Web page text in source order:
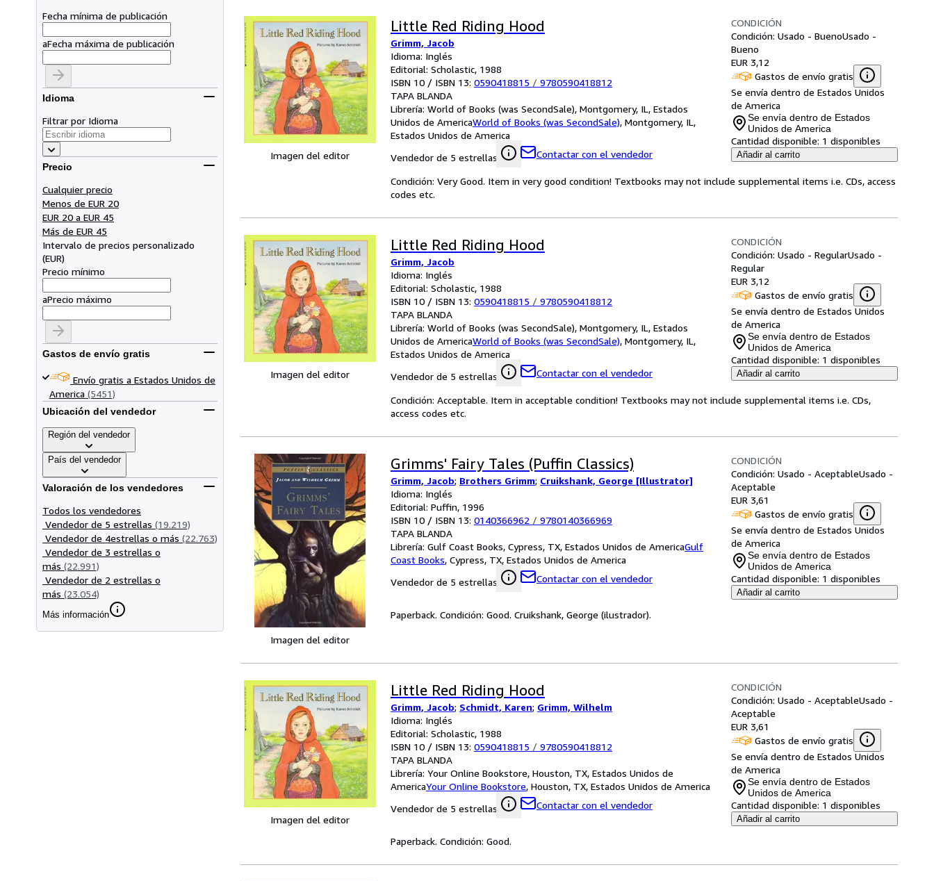
Fecha mínima de publicación
aFecha máxima de publicación
Idioma
Filtrar por Idioma
Precio
Cualquier precio
Menos de EUR 20
EUR 20 a EUR 45
Más de EUR 45
Intervalo de precios personalizado
(EUR)
Precio mínimo
aPrecio máximo
Gastos de envío gratis
Envío gratis a Estados Unidos de
America (5451)
Ubicación del vendedor
Región del vendedor
País del vendedor
Valoración de los vendedores
Todos los vendedores
Vendedor de 5 estrellas (19.219)
Vendedor de 4estrellas o más (22.763)
Vendedor de 3 estrellas o
más (22.991)
Vendedor de 2 estrellas o
más (23.054)
Más información
Imagen del editor
Little Red Riding Hood
Grimm, Jacob
Idioma: Inglés
Editorial: Scholastic, 1988
ISBN 10 / ISBN 13: 0590418815 / 9780590418812
TAPA BLANDA
Librería: World of Books (was SecondSale), Montgomery, IL, Estados
Unidos de AmericaWorld of Books (was SecondSale), Montgomery, IL,
Estados Unidos de America
Vendedor de 5 estrellas
Contactar con el vendedor
CONDICIÓN
Condición: Usado - BuenoUsado -
Bueno
EUR 3,12
Gastos de envío gratis
Se envía dentro de Estados Unidos
de America
Se envía dentro de Estados
Unidos de America
Cantidad disponible: 1 disponibles
Añadir al carrito
Condición: Very Good. Item in very good condition! Textbooks may not include supplemental items i.e. CDs, access
codes etc.
Imagen del editor
Little Red Riding Hood
Grimm, Jacob
Idioma: Inglés
Editorial: Scholastic, 1988
ISBN 10 / ISBN 13: 0590418815 / 9780590418812
TAPA BLANDA
Librería: World of Books (was SecondSale), Montgomery, IL, Estados
Unidos de AmericaWorld of Books (was SecondSale), Montgomery, IL,
Estados Unidos de America
Vendedor de 5 estrellas
Contactar con el vendedor
CONDICIÓN
Condición: Usado - RegularUsado -
Regular
EUR 3,12
Gastos de envío gratis
Se envía dentro de Estados Unidos
de America
Se envía dentro de Estados
Unidos de America
Cantidad disponible: 1 disponibles
Añadir al carrito
Condición: Acceptable. Item in acceptable condition! Textbooks may not include supplemental items i.e. CDs,
access codes etc.
Imagen del editor
Grimms' Fairy Tales (Puffin Classics)
Grimm, Jacob; Brothers Grimm; Cruikshank, George [Illustrator]
Idioma: Inglés
Editorial: Puffin, 1996
ISBN 10 / ISBN 13: 0140366962 / 9780140366969
TAPA BLANDA
Librería: Gulf Coast Books, Cypress, TX, Estados Unidos de AmericaGulf
Coast Books, Cypress, TX, Estados Unidos de America
Vendedor de 5 estrellas
Contactar con el vendedor
CONDICIÓN
Condición: Usado - AceptableUsado -
Aceptable
EUR 3,61
Gastos de envío gratis
Se envía dentro de Estados Unidos
de America
Se envía dentro de Estados
Unidos de America
Cantidad disponible: 1 disponibles
Añadir al carrito
Paperback. Condición: Good. Cruikshank, George (ilustrador).
Imagen del editor
Little Red Riding Hood
Grimm, Jacob; Schmidt, Karen; Grimm, Wilhelm
Idioma: Inglés
Editorial: Scholastic, 1988
ISBN 10 / ISBN 13: 0590418815 / 9780590418812
TAPA BLANDA
Librería: Your Online Bookstore, Houston, TX, Estados Unidos de
AmericaYour Online Bookstore, Houston, TX, Estados Unidos de America
Vendedor de 5 estrellas
Contactar con el vendedor
CONDICIÓN
Condición: Usado - AceptableUsado -
Aceptable
EUR 3,61
Gastos de envío gratis
Se envía dentro de Estados Unidos
de America
Se envía dentro de Estados
Unidos de America
Cantidad disponible: 1 disponibles
Añadir al carrito
Paperback. Condición: Good.